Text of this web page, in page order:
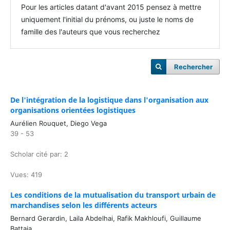
Pour les articles datant d'avant 2015 pensez à mettre
uniquement l'initial du prénoms, ou juste le noms de
famille des l'auteurs que vous recherchez
Rechercher
De l'intégration de la logistique dans l'organisation aux
organisations orientées logistiques
Aurélien Rouquet, Diego Vega
39 - 53
Scholar cité par: 2
Vues: 419
Les conditions de la mutualisation du transport urbain de
marchandises selon les différents acteurs
Bernard Gerardin, Laila Abdelhai, Rafik Makhloufi, Guillaume